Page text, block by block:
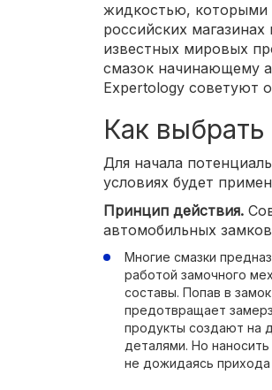
жидкостью, которыми
российских
известных мировых
смазок начинающему
Expertology советуют
Как выбрать
Для начала
условиях будет
Принцип действия.
автомобильных
Многие смазки
работой замочного
составы. Попав в
предотвращает
продукты создают на
деталями. Но
не дожидаясь